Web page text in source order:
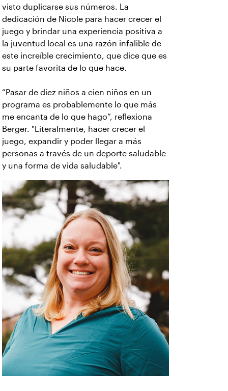
visto duplicarse sus números. La
dedicación de Nicole para hacer crecer el
juego y brindar una experiencia positiva a
la juventud local es una razón infalible de
este increíble crecimiento, que dice que es
su parte favorita de lo que hace.
“Pasar de diez niños a cien niños en un
programa es probablemente lo que más
me encanta de lo que hago”, reflexiona
Berger. "Literalmente, hacer crecer el
juego, expandir y poder llegar a más
personas a través de un deporte saludable
y una forma de vida saludable".